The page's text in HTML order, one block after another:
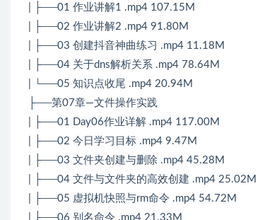
| ├──01 作业讲解1 .mp4 107.15M
| ├──02 作业讲解2 .mp4 91.80M
| ├──03 创建抖音神曲练习 .mp4 11.18M
| ├──04 关于dns解析关系 .mp4 78.64M
| └──05 知识点收尾 .mp4 20.94M
├──第07章—文件操作实践
| ├──01 Day06作业详解 .mp4 117.00M
| ├──02 今日学习目标 .mp4 9.47M
| ├──03 文件夹创建与删除 .mp4 45.28M
| ├──04 文件与文件夹的高效创建 .mp4 25.02M
| ├──05 虚拟机快照与rm命令 .mp4 54.72M
| ├──06 别名命令 .mp4 21.33M